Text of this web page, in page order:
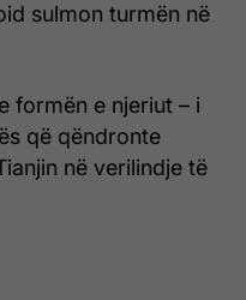
sulmon turmën në
formën e njeriut – i
që qëndronte
në verilindje të